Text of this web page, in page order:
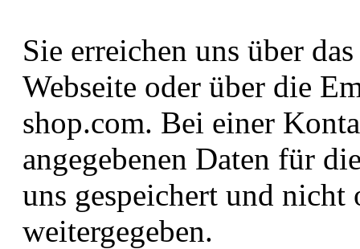
Sie erreichen uns über
Webseite oder über die
shop.com. Bei einer
angegebenen Daten für
uns gespeichert und
weitergegeben.